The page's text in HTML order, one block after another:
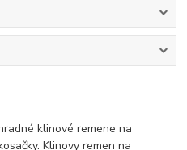
klinové remene na
Klinovy remen na